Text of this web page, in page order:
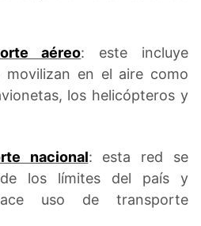
aéreo: este incluye
movilizan en el aire como
los helicópteros y
nacional: esta red se
los límites del país y
uso de transporte